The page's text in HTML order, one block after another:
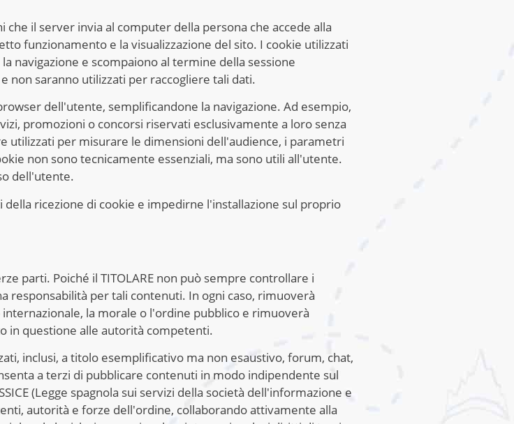
il server invia al computer della persona che accede alla
funzionamento e la visualizzazione del sito. I cookie utilizzati
navigazione e scompaiono al termine della sessione
non saranno utilizzati per raccogliere tali dati.
dell'utente, semplificandone la navigazione. Ad esempio,
promozioni o concorsi riservati esclusivamente a loro senza
utilizzati per misurare le dimensioni dell'audience, i parametri
non sono tecnicamente essenziali, ma sono utili all'utente.
dell'utente.
ricezione di cookie e impedirne l'installazione sul proprio
parti. Poiché il TITOLARE non può sempre controllare i
responsabilità per tali contenuti. In ogni caso, rimuoverà
la morale o l'ordine pubblico e rimuoverà
in questione alle autorità competenti.
inclusi, a titolo esemplificativo ma non esaustivo, forum, chat,
a terzi di pubblicare contenuti in modo indipendente sul
(Legge spagnola sui servizi della società dell'informazione e
autorità e forze dell'ordine, collaborando attivamente alla